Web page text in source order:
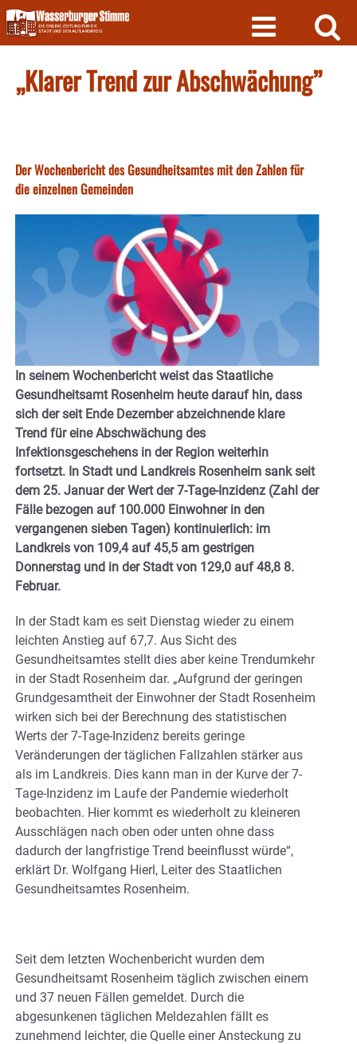
Skip
to
content
„Klarer Trend zur Abschwächung”
Der Wochenbericht des Gesundheitsamtes mit den Zahlen für
die einzelnen Gemeinden
In seinem Wochenbericht weist das Staatliche
Gesundheitsamt Rosenheim heute darauf hin, dass
sich der seit Ende Dezember abzeichnende klare
Trend für eine Abschwächung des
Infektionsgeschehens in der Region weiterhin
fortsetzt. In Stadt und Landkreis Rosenheim sank seit
dem 25. Januar der Wert der 7-Tage-Inzidenz (Zahl der
Fälle bezogen auf 100.000 Einwohner in den
vergangenen sieben Tagen) kontinuierlich: im
Landkreis von 109,4 auf 45,5 am gestrigen
Donnerstag und in der Stadt von 129,0 auf 48,8 8.
Februar.
In der Stadt kam es seit Dienstag wieder zu einem
leichten Anstieg auf 67,7. Aus Sicht des
Gesundheitsamtes stellt dies aber keine Trendumkehr
in der Stadt Rosenheim dar. „Aufgrund der geringen
Grundgesamtheit der Einwohner der Stadt Rosenheim
wirken sich bei der Berechnung des statistischen
Werts der 7-Tage-Inzidenz bereits geringe
Veränderungen der täglichen Fallzahlen stärker aus
als im Landkreis. Dies kann man in der Kurve der 7-
Tage-Inzidenz im Laufe der Pandemie wiederholt
beobachten. Hier kommt es wiederholt zu kleineren
Ausschlägen nach oben oder unten ohne dass
dadurch der langfristige Trend beeinflusst würde“,
erklärt Dr. Wolfgang Hierl, Leiter des Staatlichen
Gesundheitsamtes Rosenheim.
Seit dem letzten Wochenbericht wurden dem
Gesundheitsamt Rosenheim täglich zwischen einem
und 37 neuen Fällen gemeldet. Durch die
abgesunkenen täglichen Meldezahlen fällt es
zunehmend leichter, die Quelle einer Ansteckung zu